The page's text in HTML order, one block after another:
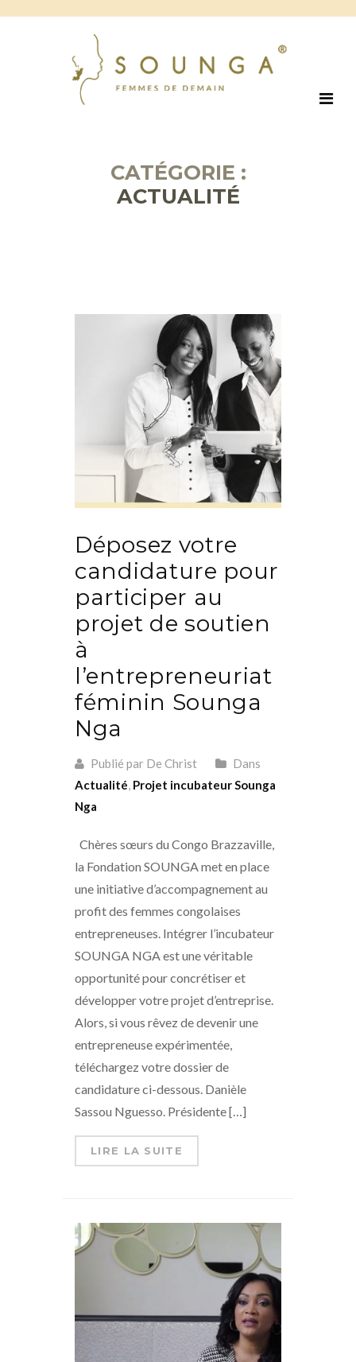
CATÉGORIE :
ACTUALITÉ
Déposez votre
candidature pour
participer au
projet de soutien
à
l’entrepreneuriat
féminin Sounga
Nga
Publié par De Christ
Dans
Actualité, Projet incubateur Sounga
Nga
Chères sœurs du Congo Brazzaville,
la Fondation SOUNGA met en place
une initiative d’accompagnement au
profit des femmes congolaises
entrepreneuses. Intégrer l’incubateur
SOUNGA NGA est une véritable
opportunité pour concrétiser et
développer votre projet d’entreprise.
Alors, si vous rêvez de devenir une
entrepreneuse expérimentée,
téléchargez votre dossier de
candidature ci-dessous. Danièle
Sassou Nguesso. Présidente […]
LIRE LA SUITE